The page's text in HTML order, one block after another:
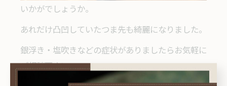
いかがでしょうか。
あれだけ凸凹していたつま先も綺麗になりました。
銀浮き・塩吹きなどの症状がありましたらお気軽に
ご相談下さい。